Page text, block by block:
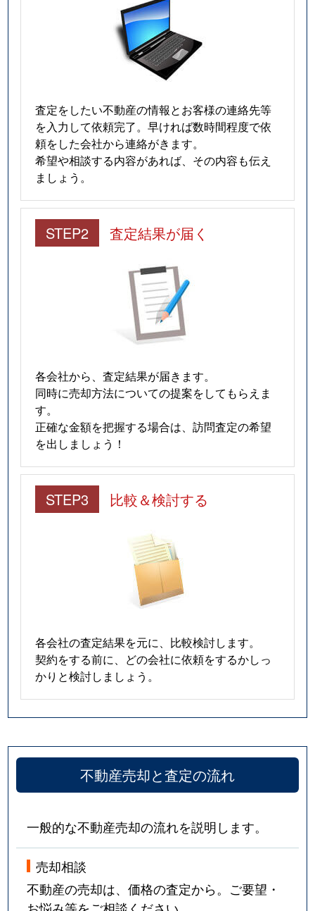
査定をしたい不動産の情報とお客様の連絡先等
を入力して依頼完了。早ければ数時間程度で依
頼をした会社から連絡がきます。
希望や相談する内容があれば、その内容も伝え
ましょう。
STEP2 査定結果が届く
各会社から、査定結果が届きます。
同時に売却方法についての提案をしてもらえま
す。
正確な金額を把握する場合は、訪問査定の希望
を出しましょう！
STEP3 比較＆検討する
各会社の査定結果を元に、比較検討します。
契約をする前に、どの会社に依頼をするかしっ
かりと検討しましょう。
不動産売却と査定の流れ
一般的な不動産売却の流れを説明します。
売却相談
不動産の売却は、価格の査定から。ご要望・
お悩み等をご相談ください。